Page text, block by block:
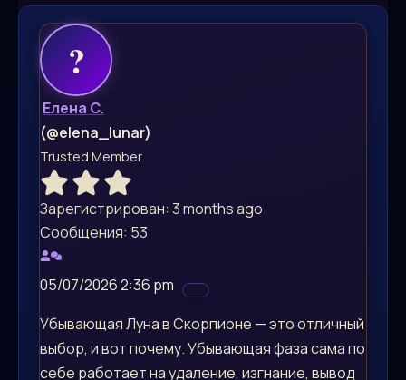
Елена С.
(@elena_lunar)
Trusted Member
Зарегистрирован: 3 months ago
Сообщения: 53
05/07/2026 2:36 pm
Убывающая Луна в Скорпионе — это отличный
выбор, и вот почему. Убывающая фаза сама по
себе работает на удаление, изгнание, вывод